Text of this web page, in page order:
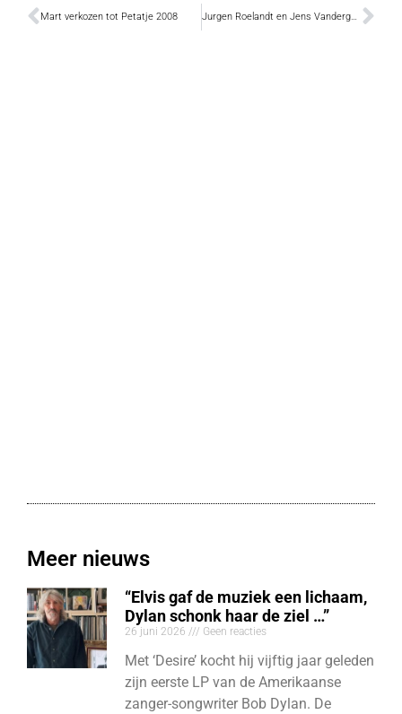
Mart verkozen tot Petatje 2008 Jurgen Roelandt en Jens Vandergucht: M’Eire Morough
Meer nieuws
“Elvis gaf de muziek een lichaam,
Dylan schonk haar de ziel …”
26 juni 2026 Geen reacties
Met ‘Desire’ kocht hij vijftig jaar geleden
zijn eerste LP van de Amerikaanse
zanger-songwriter Bob Dylan. De